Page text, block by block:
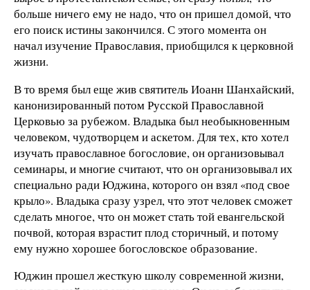
больше ничего ему не надо, что он пришел домой, что
его поиск истины закончился. С этого момента он
начал изучение Православия, приобщился к церковной
жизни.
В то время был еще жив святитель Иоанн Шанхайский,
канонизированный потом Русской Православной
Церковью за рубежом. Владыка был необыкновенным
человеком, чудотворцем и аскетом. Для тех, кто хотел
изучать православное богословие, он организовывал
семинары, и многие считают, что он организовывал их
специально ради Юджина, которого он взял «под свое
крыло». Владыка сразу узрел, что этот человек сможет
сделать многое, что он может стать той евангельской
почвой, которая взрастит плод сторичный, и потому
ему нужно хорошее богословское образование.
Юджин прошел жесткую школу современной жизни,